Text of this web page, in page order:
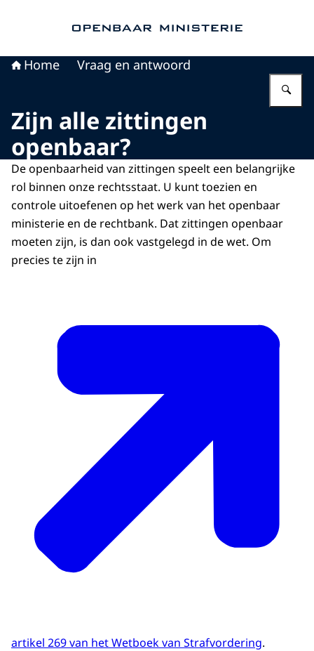
Home Vraag en antwoord
Zijn alle zittingen
openbaar?
De openbaarheid van zittingen speelt een belangrijke
rol binnen onze rechtsstaat. U kunt toezien en
controle uitoefenen op het werk van het openbaar
ministerie en de rechtbank. Dat zittingen openbaar
moeten zijn, is dan ook vastgelegd in de wet. Om
precies te zijn in
artikel 269 van het Wetboek van Strafvordering.